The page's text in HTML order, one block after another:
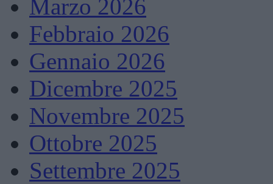
Marzo 2026
Febbraio 2026
Gennaio 2026
Dicembre 2025
Novembre 2025
Ottobre 2025
Settembre 2025